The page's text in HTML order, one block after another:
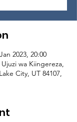
2023, 20:00
wa Kiingereza,
City, UT 84107,